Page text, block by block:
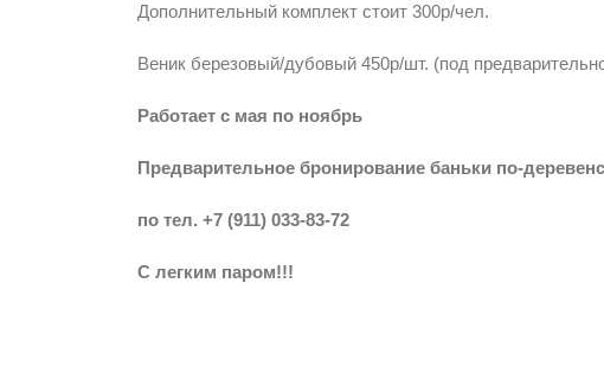
Дополнительный комплект стоит 300р/чел.
Веник березовый/дубовый 450р/шт. (под
Работает с мая по ноябрь
Предварительное бронирование баньки по-
по тел. +7 (911) 033-83-72
С легким паром!!!